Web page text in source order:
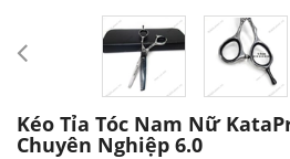
Kéo Tỉa Tóc Nam Nữ
Chuyên Nghiệp 6.0